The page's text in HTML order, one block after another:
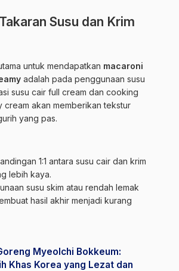
Susu dan Krim
untuk mendapatkan macaroni
adalah pada penggunaan susu
susu cair full cream dan cooking
cream akan memberikan tekstur
yang pas.
1:1 antara susu cair dan krim
lebih kaya.
susu skim atau rendah lemak
hasil akhir menjadi kurang
Myeolchi Bokkeum:
Khas Korea yang Lezat dan